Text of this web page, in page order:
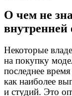
О чем не
внутренней
Некоторые
на покупку
последнее
как наиболее
и студий. Это